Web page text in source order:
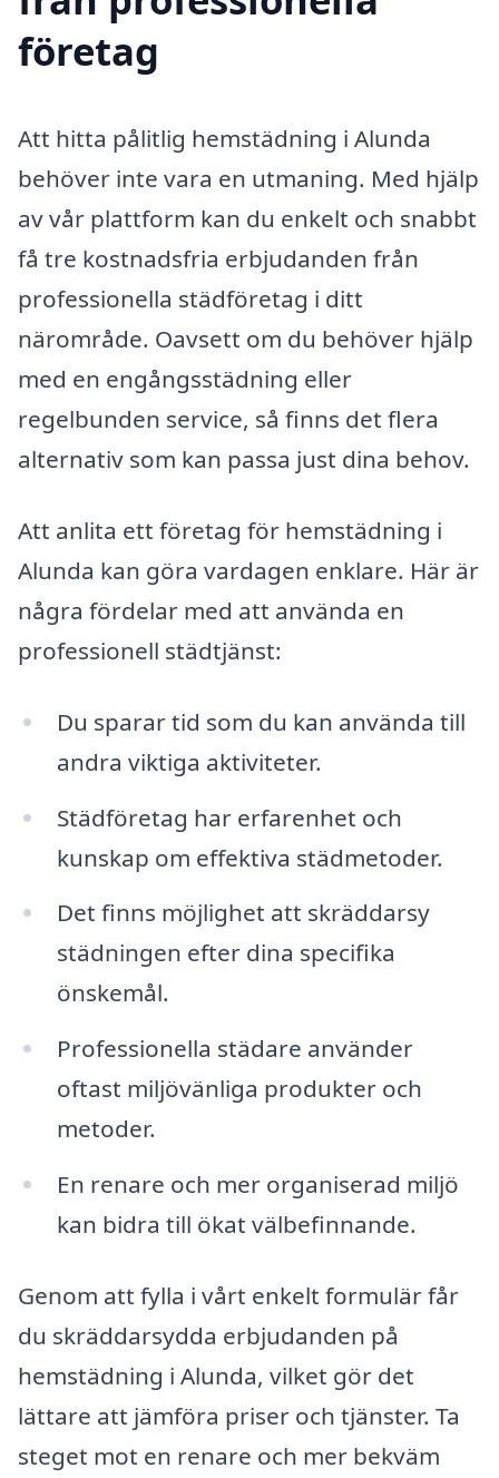
företag
Att hitta pålitlig hemstädning i Alunda
behöver inte vara en utmaning. Med hjälp
av vår plattform kan du enkelt och snabbt
få tre kostnadsfria erbjudanden från
professionella städföretag i ditt
närområde. Oavsett om du behöver hjälp
med en engångsstädning eller
regelbunden service, så finns det flera
alternativ som kan passa just dina behov.
Att anlita ett företag för hemstädning i
Alunda kan göra vardagen enklare. Här är
några fördelar med att använda en
professionell städtjänst:
Du sparar tid som du kan använda till
andra viktiga aktiviteter.
Städföretag har erfarenhet och
kunskap om effektiva städmetoder.
Det finns möjlighet att skräddarsy
städningen efter dina specifika
önskemål.
Professionella städare använder
oftast miljövänliga produkter och
metoder.
En renare och mer organiserad miljö
kan bidra till ökat välbefinnande.
Genom att fylla i vårt enkelt formulär får
du skräddarsydda erbjudanden på
hemstädning i Alunda, vilket gör det
lättare att jämföra priser och tjänster. Ta
steget mot en renare och mer bekväm